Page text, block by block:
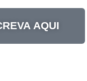
AQUI